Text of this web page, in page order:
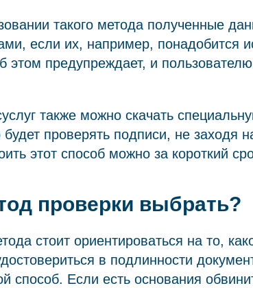
такого метода полученные
если их, например, понадобится
этом предупреждает, и
также можно скачать
проверять подписи, не заходя
этот способ можно за короткий
проверки выбрать?
стоит ориентироваться на то,
в подлинности
способ. Если есть основания